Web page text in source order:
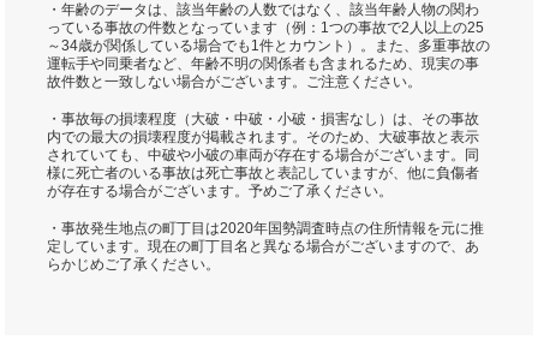
・年齢のデータは、該当年齢の人数ではなく、該当年齢人物の関わ
っている事故の件数となっています（例：1つの事故で2人以上の25
～34歳が関係している場合でも1件とカウント）。また、多重事故の
運転手や同乗者など、年齢不明の関係者も含まれるため、現実の事
故件数と一致しない場合がございます。ご注意ください。
・事故毎の損壊程度（大破・中破・小破・損害なし）は、その事故
内での最大の損壊程度が掲載されます。そのため、大破事故と表示
されていても、中破や小破の車両が存在する場合がございます。同
様に死亡者のいる事故は死亡事故と表記していますが、他に負傷者
が存在する場合がございます。予めご了承ください。
・事故発生地点の町丁目は2020年国勢調査時点の住所情報を元に推
定しています。現在の町丁目名と異なる場合がございますので、あ
らかじめご了承ください。